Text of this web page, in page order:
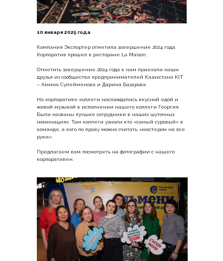
10 января 2025 года
Компания Экспортер отметила завершение 2024 года.
Корпоратив прошел в ресторане La Maison.
Отметить завершение 2024 года к нам приехали наши
друзья из сообщества предпринимателей Казахстана KIT
– Амина Сулейменова и Дарина Базарова.
На корпоративе коллеги наслаждались вкусной едой и
живой музыкой в исполнении нашего коллеги Георгия.
Были названы лучшие сотрудники в наших шуточных
номинациях. Там коллеги узнали кто «самый суровый» в
команде, а кого по праву можно считать «мастером на все
руки».
Предлагаем вам посмотреть на фотографии с нашего
корпоративен.